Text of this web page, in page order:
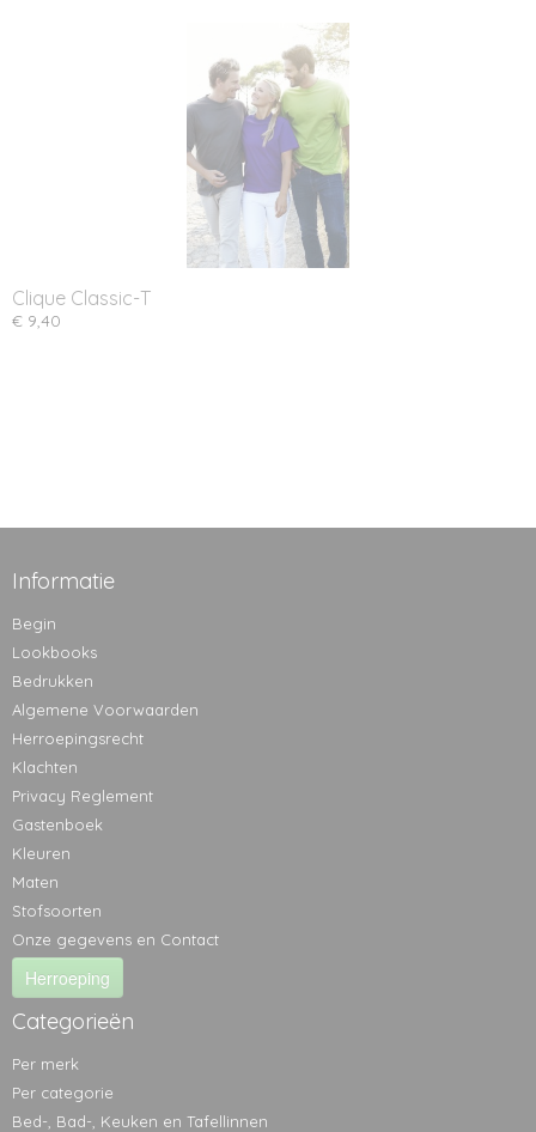
Clique Classic-T
€ 9,40
Informatie
Begin
Lookbooks
Bedrukken
Algemene Voorwaarden
Herroepingsrecht
Klachten
Privacy Reglement
Gastenboek
Kleuren
Maten
Stofsoorten
Onze gegevens en Contact
Herroeping
Categorieën
Per merk
Per categorie
Bed-, Bad-, Keuken en Tafellinnen